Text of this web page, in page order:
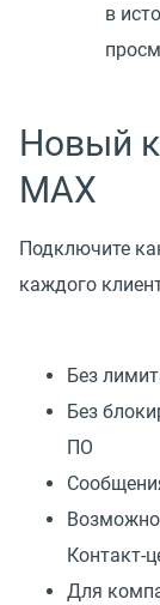
в
Новый
MAX
Подключите
каждого
Без
Без
ПО
Контакт-
Для